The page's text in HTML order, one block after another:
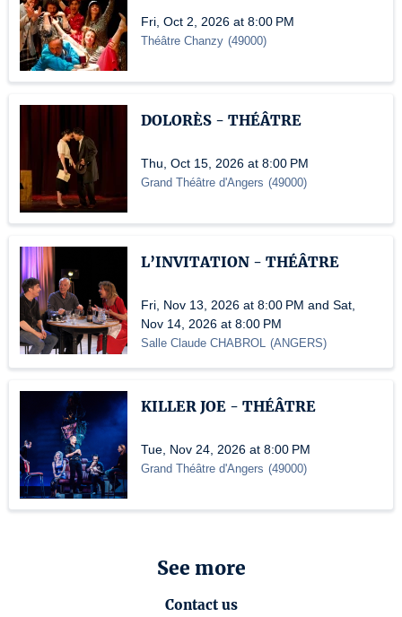
Fri, Oct 2, 2026 at 8:00 PM
Théâtre Chanzy (49000)
DOLORÈS - THÉÂTRE
Thu, Oct 15, 2026 at 8:00 PM
Grand Théâtre d'Angers (49000)
L’INVITATION - THÉÂTRE
Fri, Nov 13, 2026 at 8:00 PM and Sat,
Nov 14, 2026 at 8:00 PM
Salle Claude CHABROL (ANGERS)
KILLER JOE - THÉÂTRE
Tue, Nov 24, 2026 at 8:00 PM
Grand Théâtre d'Angers (49000)
See more
Contact us